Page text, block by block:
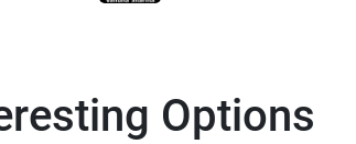
Options